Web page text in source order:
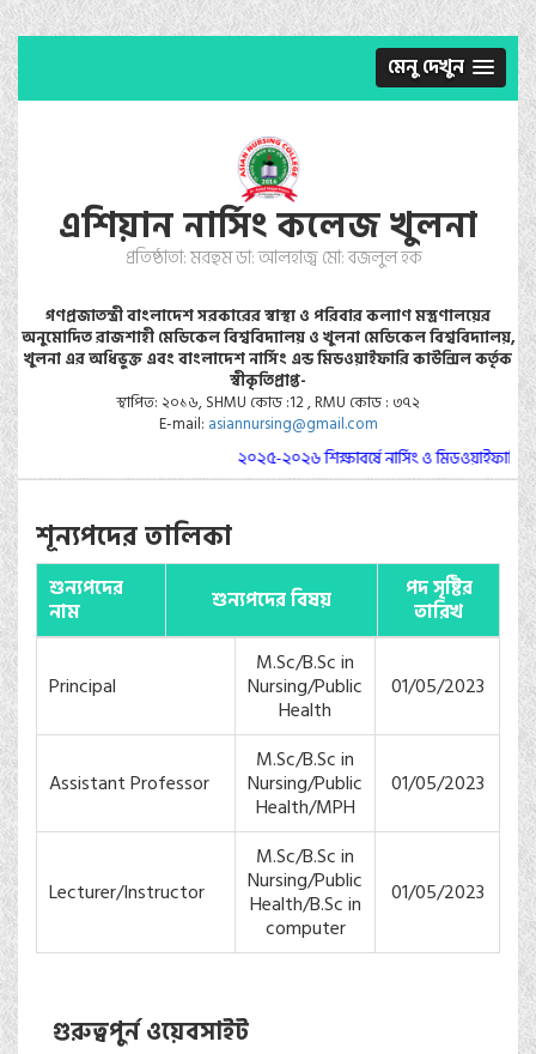
মেনু দেখুন
এশিয়ান নার্সিং কলেজ খুলনা
প্রতিষ্ঠাতা: মরহুম ডা: আলহাজ্ব মো: বজলুল হক
গণপ্রজাতন্ত্রী বাংলাদেশ সরকারের স্বাস্থ্য ও পরিবার কল্যাণ মস্ত্রণালয়ের
অনুমোদিত রাজশাহী মেডিকেল বিশ্ববিদ্যালয় ও খুলনা মেডিকেল বিশ্ববিদ্যালয়,
খুলনা এর অধিভুক্ত এবং বাংলাদেশ নার্সিং এন্ড মিডওয়াইফারি কাউন্সিল কর্তৃক
স্বীকৃতিপ্রাপ্ত-
স্থাপিত: ২০১৬, SHMU কোড :12 , RMU কোড : ৩৭২
E-mail: asiannursing@gmail.com
২০২৫-২০২৬ শিক্ষাবর্ষে নার্সিং ও
শূন্যপদের তালিকা
শুন‍্যপদের
নাম শুন‍্যপদের বিষয় পদ সৃষ্টির
তারিখ
Principal
M.Sc/B.Sc in
Nursing/Public
Health
01/05/2023
Assistant Professor
M.Sc/B.Sc in
Nursing/Public
Health/MPH
01/05/2023
Lecturer/Instructor
M.Sc/B.Sc in
Nursing/Public
Health/B.Sc in
computer
01/05/2023
গুরুত্বপুর্ন ওয়েবসাইট